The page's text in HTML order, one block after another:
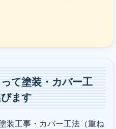
て塗装・カバー工
ます
装工事・カバー工法（重ね